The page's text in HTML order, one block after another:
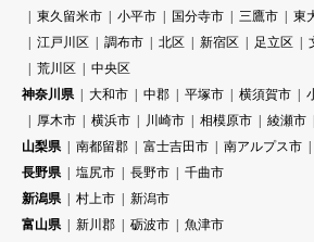
東久留米市
小平市 国分寺市 三鷹市 東
江戸川区
調布市 北区 新宿区 足立区
荒川区
中央区
神奈川県
大和市 中郡 平塚市 横須賀市
厚木市
横浜市 川崎市 相模原市 綾瀬市
山梨県
南都留郡 富士吉田市 南アルプス市
長野県
塩尻市 長野市
千曲市
新潟県
村上市
新潟市
富山県
新川郡 砺波市
魚津市